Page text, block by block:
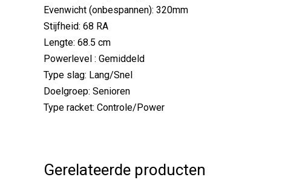
Evenwicht (onbespannen): 320mm
Stijfheid: 68 RA
Lengte: 68.5 cm
Powerlevel : Gemiddeld
Type slag: Lang/Snel
Doelgroep: Senioren
Type racket: Controle/Power
Gerelateerde producten